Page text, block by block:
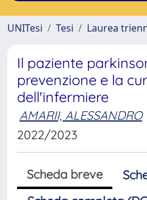
UNITesi
Tesi Laurea
Il paziente
prevenzione e la
dell'infermiere
AMARII, ALESSANDRO
2022/2023
Scheda breve